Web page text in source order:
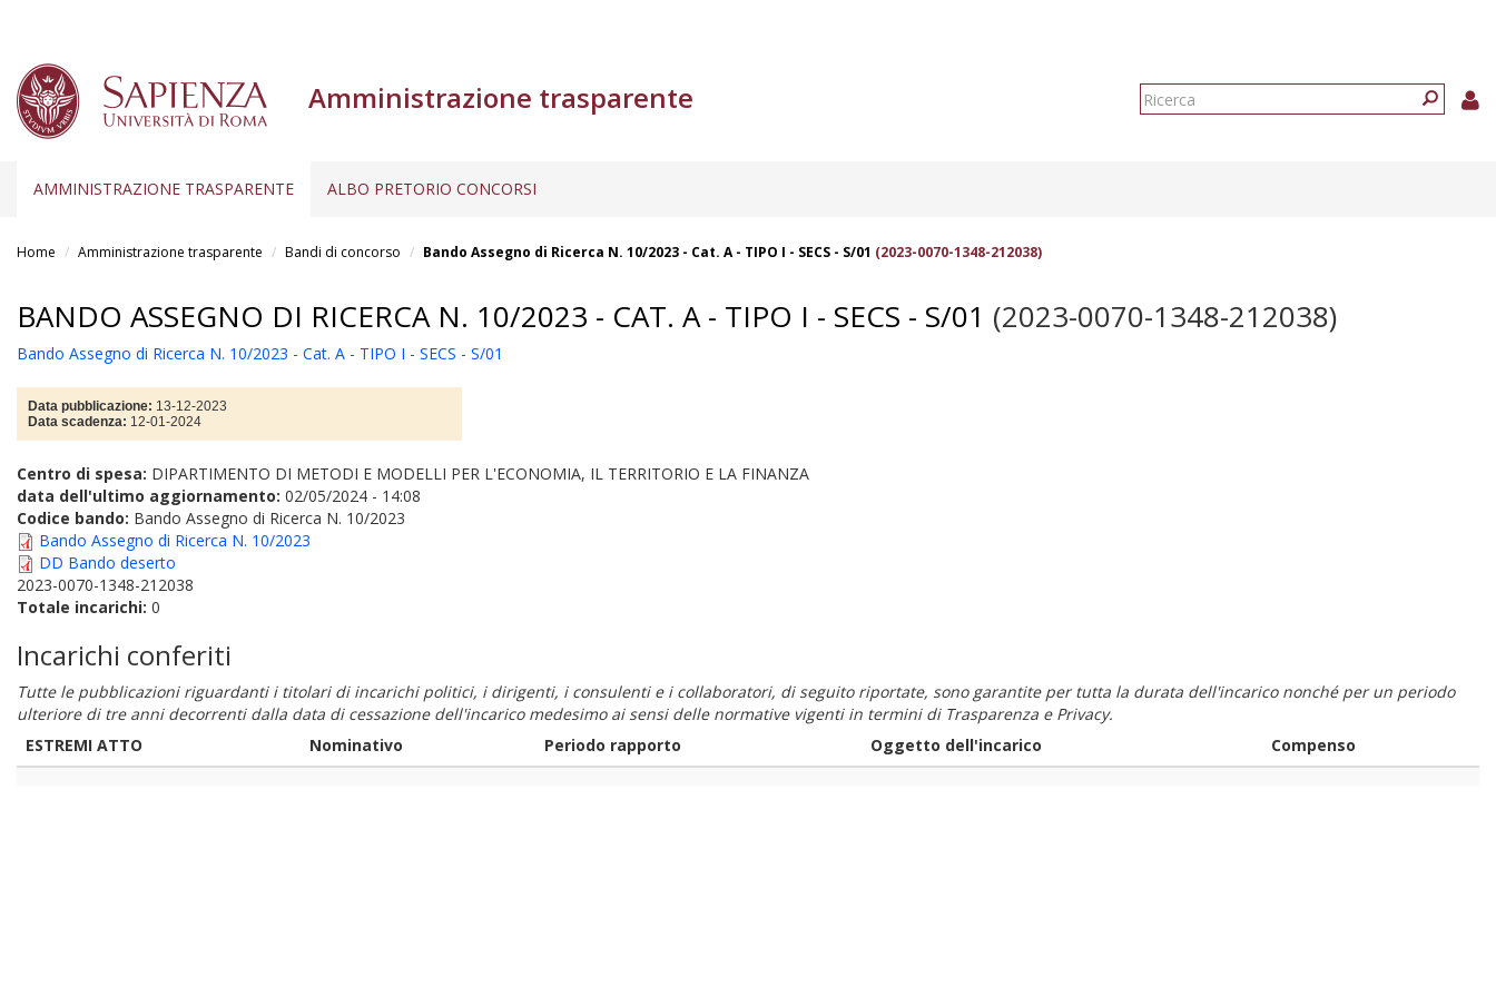
Amministrazione trasparente
Form
AMMINISTRAZIONE TRASPARENTE ALBO PRETORIO CONCORSI
Home Amministrazione trasparente Bandi di concorso Bando Assegno di Ricerca N. 10/2023 - Cat. A - TIPO I - SECS - S/01 (2023-0070-1348-212038)
BANDO ASSEGNO DI RICERCA N. 10/2023 - CAT. A - TIPO I - SECS - S/01 (2023-0070-1348-212038)
Bando Assegno di Ricerca N. 10/2023 - Cat. A - TIPO I - SECS - S/01
Data pubblicazione: 13-12-2023
Data scadenza: 12-01-2024
Centro di spesa: DIPARTIMENTO DI METODI E MODELLI PER L'ECONOMIA, IL TERRITORIO E LA FINANZA
data dell'ultimo aggiornamento: 02/05/2024 - 14:08
Codice bando: Bando Assegno di Ricerca N. 10/2023
Bando Assegno di Ricerca N. 10/2023
DD Bando deserto
2023-0070-1348-212038
Totale incarichi: 0
Incarichi conferiti
Tutte le pubblicazioni riguardanti i titolari di incarichi politici, i dirigenti, i consulenti e i collaboratori, di seguito riportate, sono garantite per tutta la durata dell'incarico nonché per un periodo
ulteriore di tre anni decorrenti dalla data di cessazione dell'incarico medesimo ai sensi delle normative vigenti in termini di Trasparenza e Privacy.
ESTREMI ATTO
Nominativo Periodo rapporto Oggetto dell'incarico Compenso